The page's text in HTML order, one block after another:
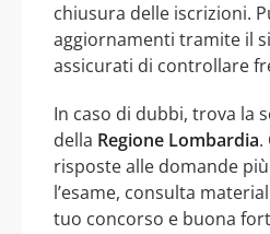
chiusura delle iscrizioni.
aggiornamenti tramite il
assicurati di controllare
In caso di dubbi, trova la
della Regione Lombardia.
risposte alle domande
l’esame, consulta
tuo concorso e buona